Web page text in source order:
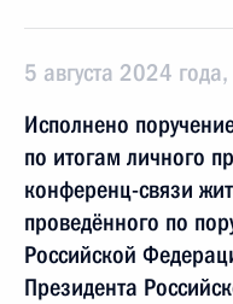
5 августа 2024
Исполнено
по итогам личного
конференц-связи
проведённого по
Российской
Президента